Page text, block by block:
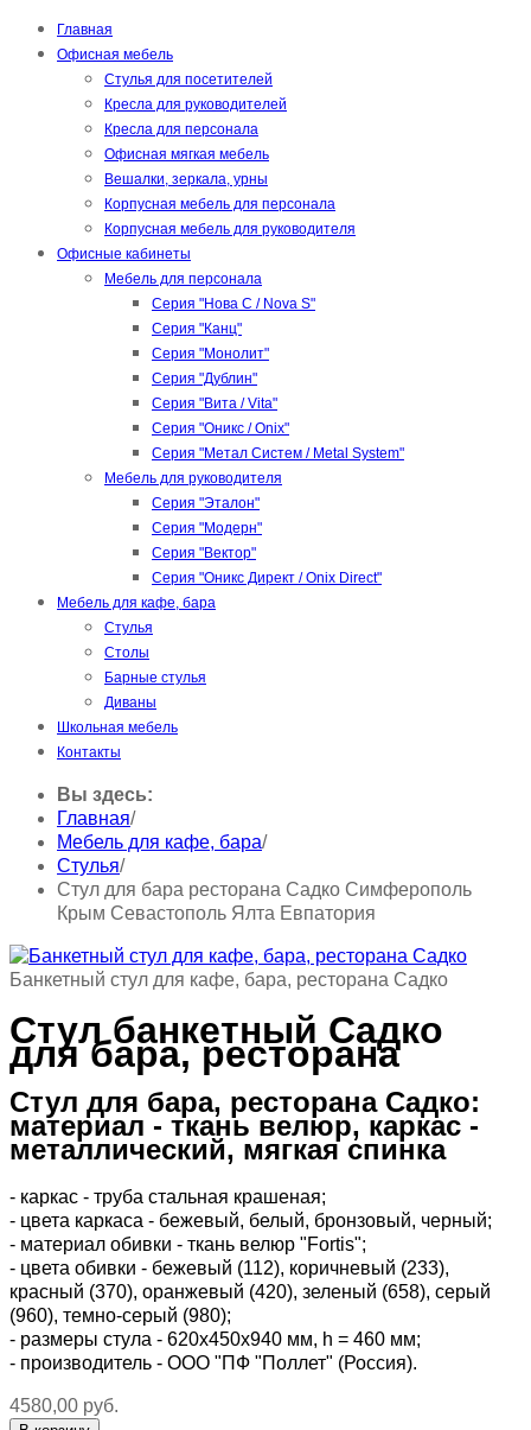
Главная
Офисная мебель
Стулья для посетителей
Кресла для руководителей
Кресла для персонала
Офисная мягкая мебель
Вешалки, зеркала, урны
Корпусная мебель для персонала
Корпусная мебель для руководителя
Офисные кабинеты
Мебель для персонала
Серия "Нова С / Nova S"
Серия "Канц"
Серия "Монолит"
Серия "Дублин"
Серия "Вита / Vita"
Серия "Оникс / Onix"
Серия "Метал Систем / Metal System"
Мебель для руководителя
Серия "Эталон"
Серия "Модерн"
Серия "Вектор"
Серия "Оникс Директ / Onix Direct"
Мебель для кафе, бара
Стулья
Столы
Барные стулья
Диваны
Школьная мебель
Контакты
Вы здесь:
Главная/
Мебель для кафе, бара/
Стулья/
Стул для бара ресторана Садко Симферополь
Крым Севастополь Ялта Евпатория
Банкетный стул для кафе, бара, ресторана Садко
Стул банкетный Садко
для бара, ресторана
Стул для бара, ресторана Садко:
материал - ткань велюр, каркас -
металлический, мягкая спинка
- каркас - труба стальная крашеная;
- цвета каркаса - бежевый, белый, бронзовый, черный;
- материал обивки - ткань велюр "Fortis";
- цвета обивки - бежевый (112), коричневый (233),
красный (370), оранжевый (420), зеленый (658), серый
(960), темно-серый (980);
- размеры стула - 620x450x940 мм, h = 460 мм;
- производитель - ООО "ПФ "Поллет" (Россия).
4580,00 руб.